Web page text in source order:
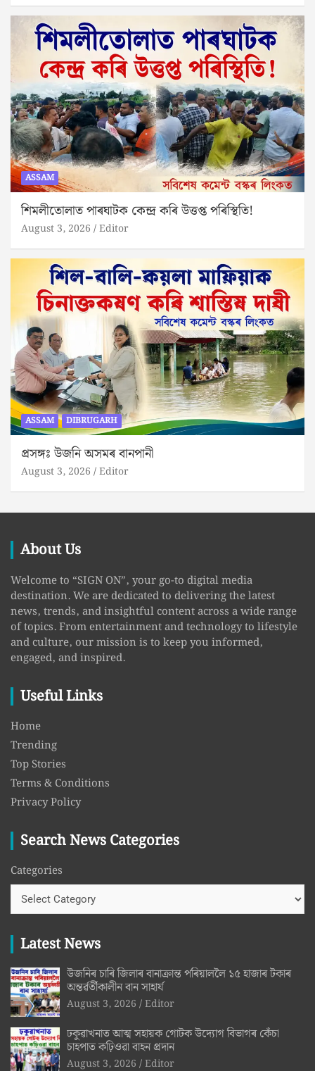
ASSAM
শিমলীতোলাত পাৰঘাটক কেন্দ্ৰ কৰি উত্তপ্ত পৰিস্থিতি!
August 3, 2026 Editor
ASSAM DIBRUGARH
প্ৰসঙ্গঃ উজনি অসমৰ বানপানী
August 3, 2026 Editor
About Us
Welcome to “SIGN ON”, your go-to digital media
destination. We are dedicated to delivering the latest
news, trends, and insightful content across a wide range
of topics. From entertainment and technology to lifestyle
and culture, our mission is to keep you informed,
engaged, and inspired.
Useful Links
Home
Trending
Top Stories
Terms & Conditions
Privacy Policy
Search News Categories
Categories
Latest News
উজনিৰ চাৰি জিলাৰ বানাক্ৰান্ত পৰিয়াললৈ ১৫ হাজাৰ টকাৰ
অন্তৰ্ৱৰ্তীকালীন বান সাহাৰ্য
August 3, 2026 Editor
ঢকুৱাখনাত আত্ম সহায়ক গোটক উদ্যোগ বিভাগৰ কেঁচা
চাহপাত কঢ়িওৱা বাহন প্ৰদান
August 3, 2026 Editor